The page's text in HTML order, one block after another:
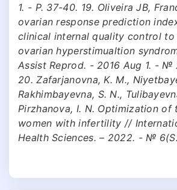
1. - P. 37-40. 19. Oliveira JB,
ovarian response prediction
clinical internal quality control to
ovarian hyperstimualtion
Assist Reprod. - 2016 Aug 1. - №
20. Zafarjanovna, K. M.,
Rakhimbayevna, S. N.,
Pirzhanova, I. N. Optimization
women with infertility //
Health Sciences. – 2022. - №